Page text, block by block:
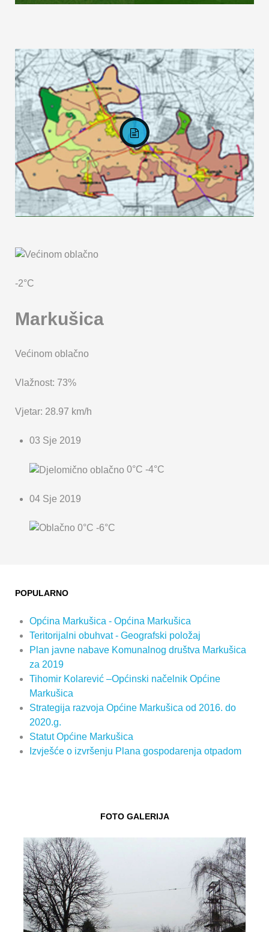
-2°C
Markušica
Većinom oblačno
Vlažnost: 73%
Vjetar: 28.97 km/h
03 Sje 2019
0°C -4°C
04 Sje 2019
0°C -6°C
POPULARNO
Općina Markušica - Općina Markušica
Teritorijalni obuhvat - Geografski položaj
Plan javne nabave Komunalnog društva Markušica
za 2019
Tihomir Kolarević –Općinski načelnik Općine
Markušica
Strategija razvoja Općine Markušica od 2016. do
2020.g.
Statut Općine Markušica
Izvješće o izvršenju Plana gospodarenja otpadom
FOTO GALERIJA